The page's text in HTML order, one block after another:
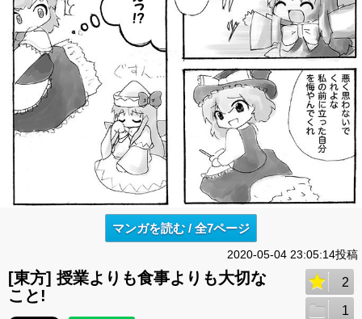
マンガを読む / 全7ページ
2020-05-04 23:05:14投稿
[東方] 授業よりも食事よりも大切な
こと!
2
1